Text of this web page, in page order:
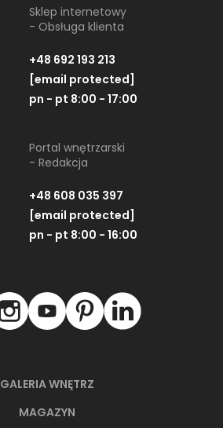
GALERIA WNĘTRZ
MAGAZYN
Sklep internetowy
- Obsługa klienta
+48 692 193 213
[email protected]
pn - pt 8:00 - 17:00
Portal wnętrzarski
- Redakcja
+48 608 035 397
[email protected]
pn - pt 8:00 - 16:00